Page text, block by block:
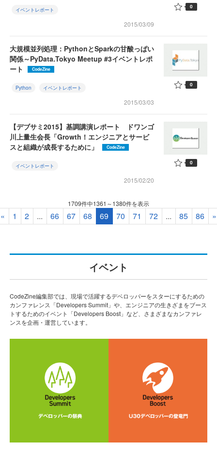
イベントレポート
2015/03/09
0
大規模並列処理：PythonとSparkの甘酸っぱい
関係～PyData.Tokyo Meetup #3イベントレポ
ート
CodeZine
Python イベントレポート
2015/03/03
0
【デブサミ2015】基調講演レポート ドワンゴ
川上量生会長「Growth！エンジニアとサービ
スと組織が成長するために」
CodeZine
イベントレポート
2015/02/20
0
1709件中1361～1380件を表示
« 1 2 ... 66 67 68 69 70 71 72 ... 85 86 »
イベント
CodeZine編集部では、現場で活躍するデベロッパーをスターにするための
カンファレンス「Developers Summit」や、エンジニアの生きざまをブース
トするためのイベント「Developers Boost」など、さまざまなカンファレ
ンスを企画・運営しています。